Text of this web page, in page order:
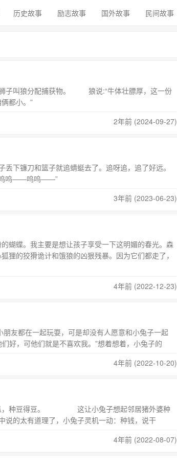
历史故事 励志故事 国外故事 民间故事
叫狼分配捕获物。 狼说:“牛体壮膘厚，这一份
咱俩都小。”
2年前 (2024-09-27)
镰刀和篮子就追蜻蜓去了。追呀追，追了好远。
呜——呜呜——”
3年前 (2023-06-23)
蝶。我主要是想让孩子享受一下这明媚的春光。森
狸的狡猾诡计和饿狼的凶狠残暴。因为它们都走了，
4年前 (2022-12-23)
都在一起玩耍，可是却没有人愿意和小兔子一起
好，可他们就是不喜欢我。”想着想着，小兔子的
4年前 (2022-10-20)
瓜，种豆得豆。 这让小兔子想起邻居猪外婆种
太有道理了，小兔子灵机一动：种钱，说干
4年前 (2022-08-07)